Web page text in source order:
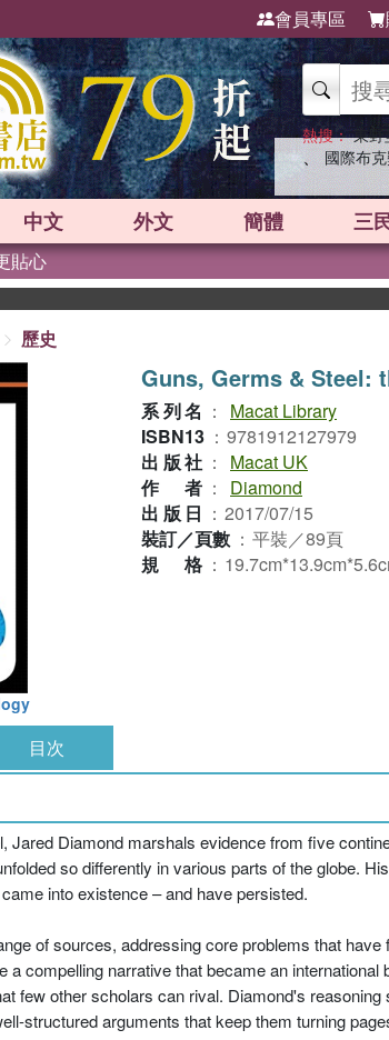
會員專區
熱搜： 東野
、 國際布
中文 外文 簡體 三
貼心
歷史
Guns, Germs & Steel:
系列名 ：
Macat Library
ISBN13 ： 9781912127979
出版社 ：
Macat UK
作者 ：
Diamond
出版日 ： 2017/07/15
裝訂／頁數 ： 平裝／89頁
規格 ：
目次
Jared Diamond marshals evidence from five
so differently in various parts of the globe.
into existence – and have persisted.
of sources, addressing core problems that
a compelling narrative that became an
few other scholars can rival. Diamond's
structured arguments that keep them turning